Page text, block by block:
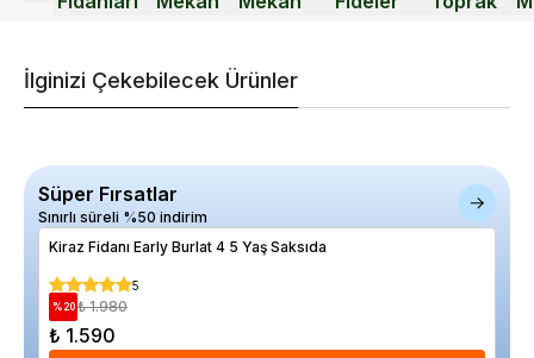
İlginizi Çekebilecek Ürünler
Süper Fırsatlar
Sınırlı süreli %50 indirim
Kiraz Fidanı Early Burlat 4 5 Yaş Saksıda
5
%20 ₺ 1.980
₺ 1.590